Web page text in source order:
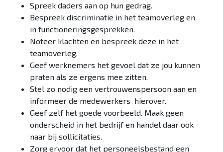
Spreek daders aan op hun gedrag.
Bespreek discriminatie in het teamoverleg en
in functioneringsgesprekken.
Noteer klachten en bespreek deze in het
teamoverleg.
Geef werknemers het gevoel dat ze jou kunnen
praten als ze ergens mee zitten.
Stel zo nodig een vertrouwenspersoon aan en
informeer de medewerkers hierover.
Geef zelf het goede voorbeeld. Maak geen
onderscheid in het bedrijf en handel daar ook
naar bij sollicitaties.
Zorg ervoor dat het personeelsbestand een